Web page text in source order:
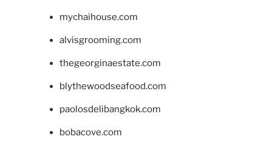
mychaihouse.com
alvisgrooming.com
thegeorginaestate.com
blythewoodseafood.com
paolosdelibangkok.com
bobacove.com